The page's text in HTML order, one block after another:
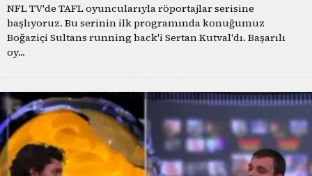
NFL TV'de TAFL oyuncularıyla röportajlar serisine
başlıyoruz. Bu serinin ilk programında konuğumuz
Boğaziçi Sultans running back'i Sertan Kutval'dı. Başarılı
oy...